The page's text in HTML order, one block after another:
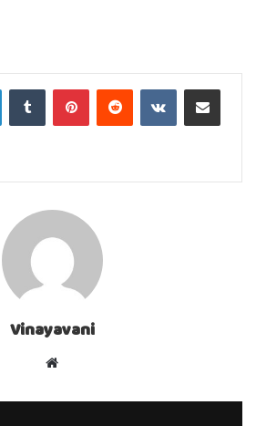
LinkedInTumblr PinterestReddit VKontakteShare via Email
Vinayavani
Website